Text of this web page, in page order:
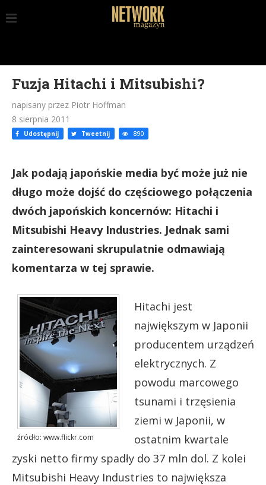
Fuzja Hitachi i Mitsubishi?
napisany przez Piotr Hoffman
8 sierpnia 2011
Udostępnij Tweetnij 890
Jak podają japońskie media być może już nie
długo może dojść do częściowego połączenia
dwóch japońskich koncernów: Hitachi i
Mitsubishi Heavy Industries. Jednak sami
zainteresowani skrupulatnie odmawiają
komentarza w tej sprawie.
źródło: www.flickr.com
Hitachi jest
największym w Japonii
producentem urządzeń
elektrycznych. Z
powodu marcowego
tsunami i trzęsienia
ziemi w Japonii, w
ostatnim kwartale
zyski netto firmy spadły do 37 mln dol. Z kolei
Mitsubishi Heavy Industries to największa